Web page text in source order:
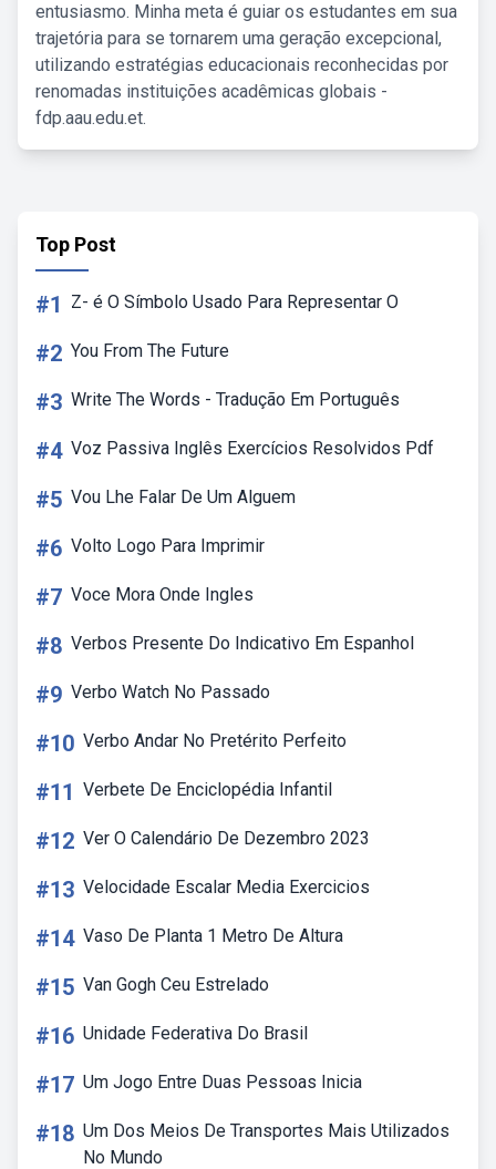
entusiasmo. Minha meta é guiar os estudantes em sua
trajetória para se tornarem uma geração excepcional,
utilizando estratégias educacionais reconhecidas por
renomadas instituições acadêmicas globais -
fdp.aau.edu.et.
Top Post
#1 Z- é O Símbolo Usado Para Representar O
#2 You From The Future
#3 Write The Words - Tradução Em Português
#4 Voz Passiva Inglês Exercícios Resolvidos Pdf
#5 Vou Lhe Falar De Um Alguem
#6 Volto Logo Para Imprimir
#7 Voce Mora Onde Ingles
#8 Verbos Presente Do Indicativo Em Espanhol
#9 Verbo Watch No Passado
#10 Verbo Andar No Pretérito Perfeito
#11 Verbete De Enciclopédia Infantil
#12 Ver O Calendário De Dezembro 2023
#13 Velocidade Escalar Media Exercicios
#14 Vaso De Planta 1 Metro De Altura
#15 Van Gogh Ceu Estrelado
#16 Unidade Federativa Do Brasil
#17 Um Jogo Entre Duas Pessoas Inicia
#18 Um Dos Meios De Transportes Mais Utilizados
No Mundo